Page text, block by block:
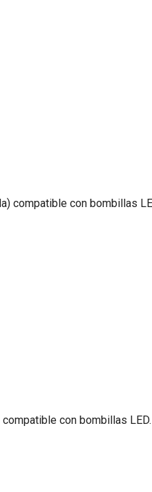
compatible con bombillas
con bombillas